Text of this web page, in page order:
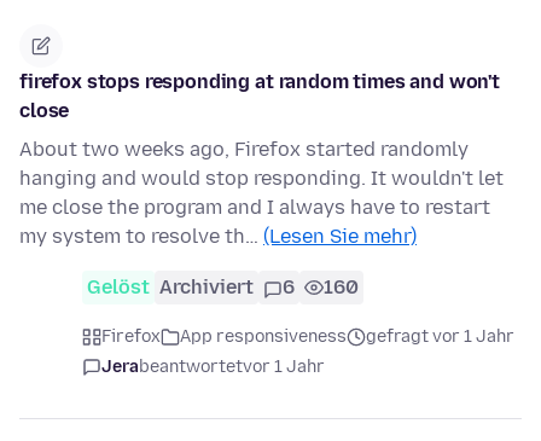
firefox stops responding at random times and won't
close
About two weeks ago, Firefox started randomly
hanging and would stop responding. It wouldn't let
me close the program and I always have to restart
my system to resolve th… (Lesen Sie mehr)
Gelöst Archiviert 6 160
Firefox App responsiveness
gefragt vor 1 Jahr
Jerabeantwortetvor 1 Jahr